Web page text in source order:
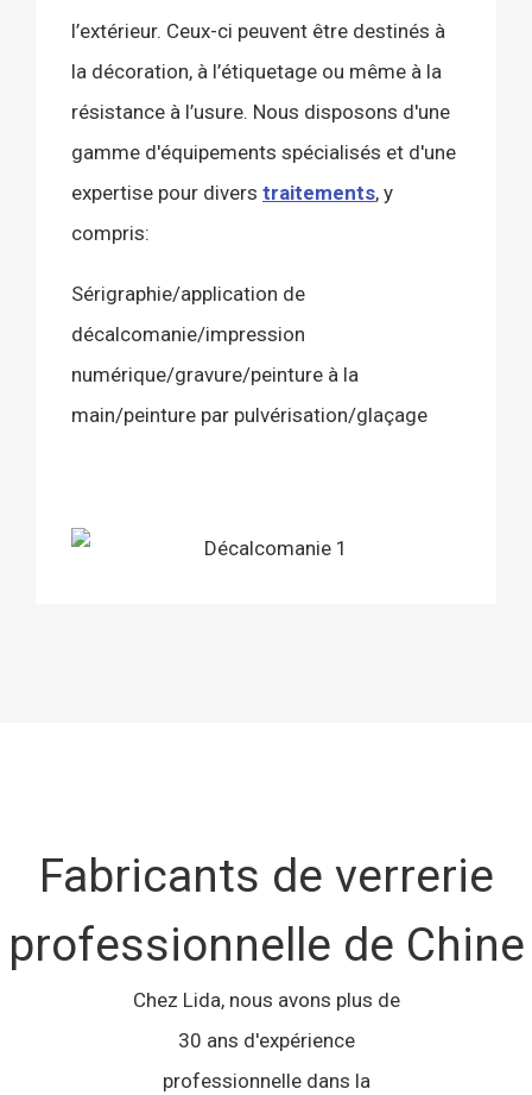
l’extérieur. Ceux-ci peuvent être destinés à
la décoration, à l’étiquetage ou même à la
résistance à l’usure. Nous disposons d'une
gamme d'équipements spécialisés et d'une
expertise pour divers traitements, y
compris:
Sérigraphie/application de
décalcomanie/impression
numérique/gravure/peinture à la
main/peinture par pulvérisation/glaçage
Fabricants de verrerie
professionnelle de Chine
Chez Lida, nous avons plus de
30 ans d'expérience
professionnelle dans la